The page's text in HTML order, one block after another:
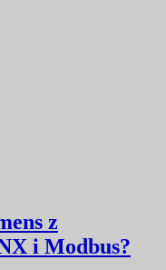
z
i Modbus?